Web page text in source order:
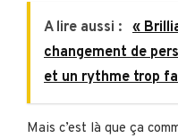
A lire aussi : «
changement de
et un rythme trop
Mais c’est là que ça